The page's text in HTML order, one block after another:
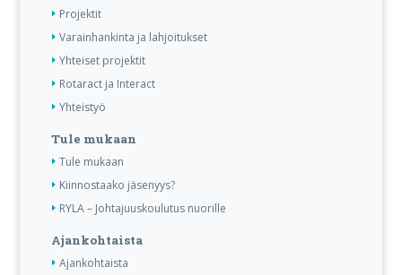
Projektit
Varainhankinta ja lahjoitukset
Yhteiset projektit
Rotaract ja Interact
Yhteistyö
Tule mukaan
Tule mukaan
Kiinnostaako jäsenyys?
RYLA – Johtajuuskoulutus nuorille
Ajankohtaista
Ajankohtaista